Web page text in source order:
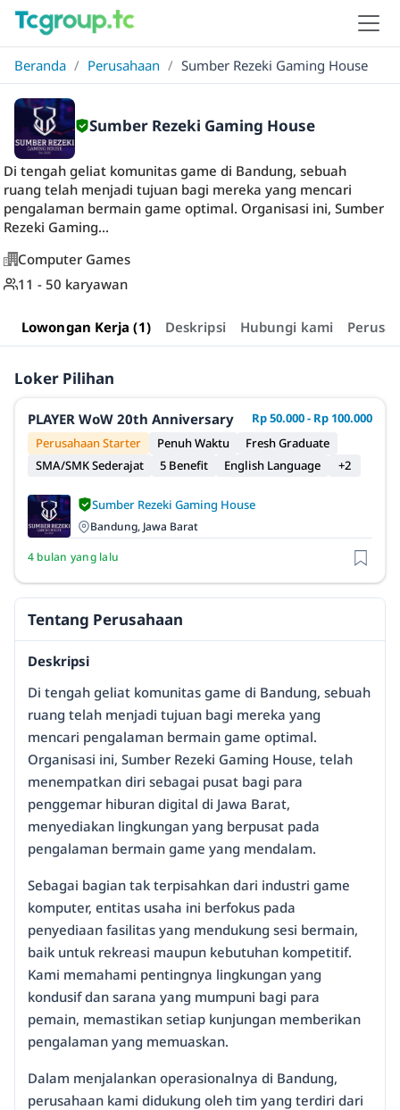
Beranda / Perusahaan / Sumber Rezeki Gaming House
Sumber Rezeki Gaming House
Di tengah geliat komunitas game di Bandung, sebuah
ruang telah menjadi tujuan bagi mereka yang mencari
pengalaman bermain game optimal. Organisasi ini, Sumber
Rezeki Gaming...
Computer Games
11 - 50 karyawan
Lowongan Kerja (1) Deskripsi Hubungi kami
Loker Pilihan
PLAYER WoW 20th Anniversary
Rp 50.000 - Rp 100.000
Perusahaan Starter
Penuh Waktu
Fresh Graduate
SMA/SMK Sederajat
5 Benefit English Language +2
Sumber Rezeki Gaming House
Bandung, Jawa Barat
4 bulan yang lalu
Tentang Perusahaan
Deskripsi
Di tengah geliat komunitas game di Bandung, sebuah
ruang telah menjadi tujuan bagi mereka yang
mencari pengalaman bermain game optimal.
Organisasi ini, Sumber Rezeki Gaming House, telah
menempatkan diri sebagai pusat bagi para
penggemar hiburan digital di Jawa Barat,
menyediakan lingkungan yang berpusat pada
pengalaman bermain game yang mendalam.
Sebagai bagian tak terpisahkan dari industri game
komputer, entitas usaha ini berfokus pada
penyediaan fasilitas yang mendukung sesi bermain,
baik untuk rekreasi maupun kebutuhan kompetitif.
Kami memahami pentingnya lingkungan yang
kondusif dan sarana yang mumpuni bagi para
pemain, memastikan setiap kunjungan memberikan
pengalaman yang memuaskan.
Dalam menjalankan operasionalnya di Bandung,
perusahaan kami didukung oleh tim yang terdiri dari